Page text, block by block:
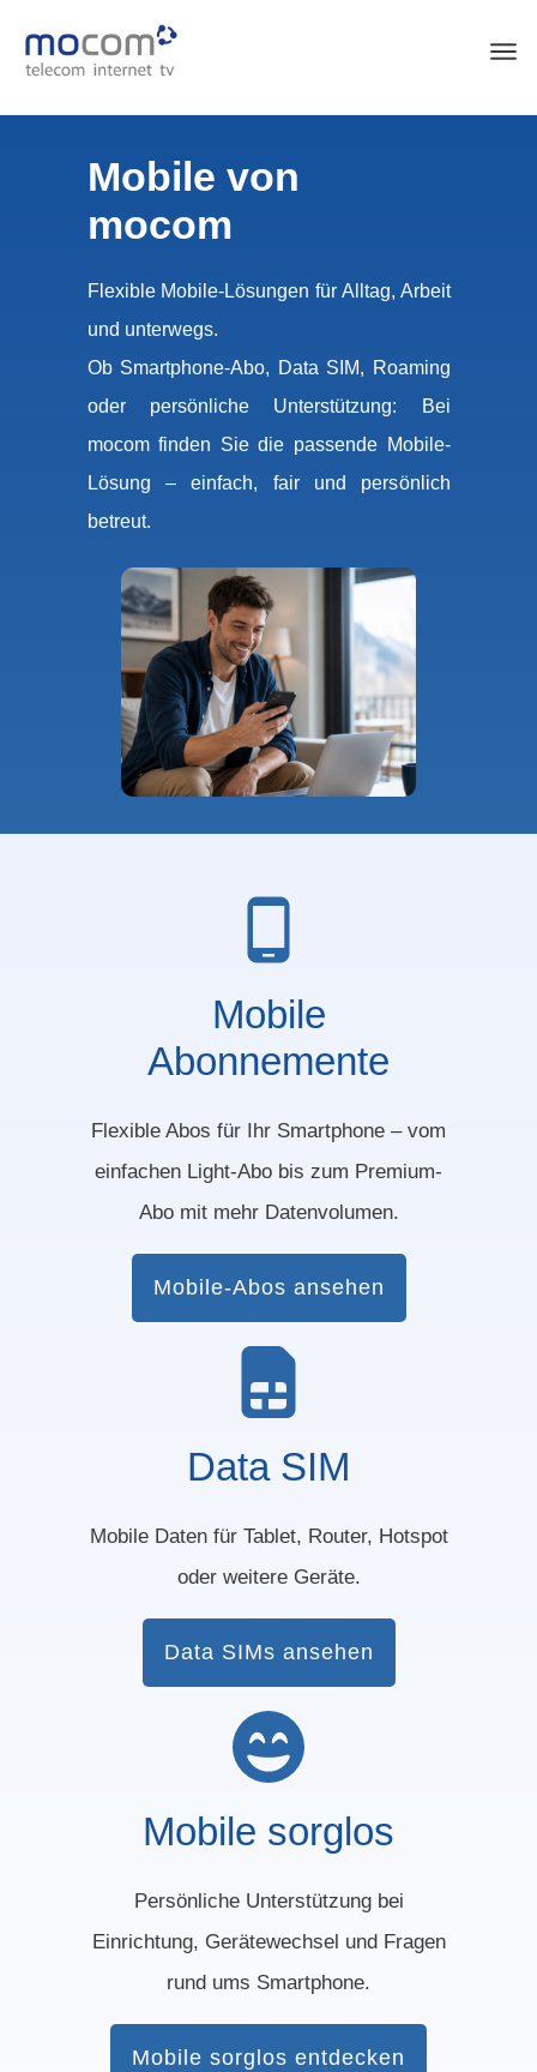
Mobile von
mocom
Flexible Mobile-Lösungen für Alltag, Arbeit
und unterwegs.
Ob Smartphone-Abo, Data SIM, Roaming
oder persönliche Unterstützung: Bei
mocom finden Sie die passende Mobile-
Lösung – einfach, fair und persönlich
betreut.
Mobile
Abonnemente
Flexible Abos für Ihr Smartphone – vom
einfachen Light-Abo bis zum Premium-
Abo mit mehr Datenvolumen.
Mobile-Abos ansehen
Data SIM
Mobile Daten für Tablet, Router, Hotspot
oder weitere Geräte.
Data SIMs ansehen
Mobile sorglos
Persönliche Unterstützung bei
Einrichtung, Gerätewechsel und Fragen
rund ums Smartphone.
Mobile sorglos entdecken